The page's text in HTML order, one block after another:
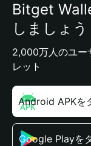
Bitget
しましょう
2,000万人のユー
レット
Android APKを
Google Playを